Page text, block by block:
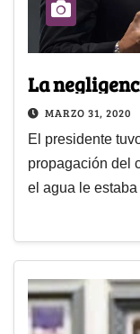
La
MARZO 31, 2020
El presidente
propagación del
el agua le